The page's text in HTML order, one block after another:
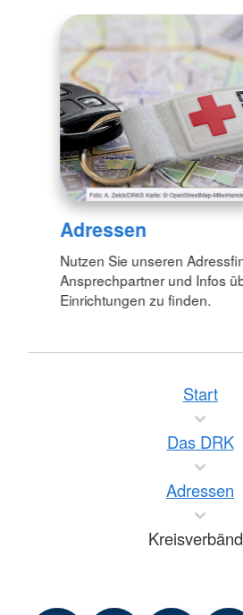
Adressen
Nutzen Sie unseren
Ansprechpartner und Infos
Einrichtungen zu finden.
Start
Das DRK
Adressen